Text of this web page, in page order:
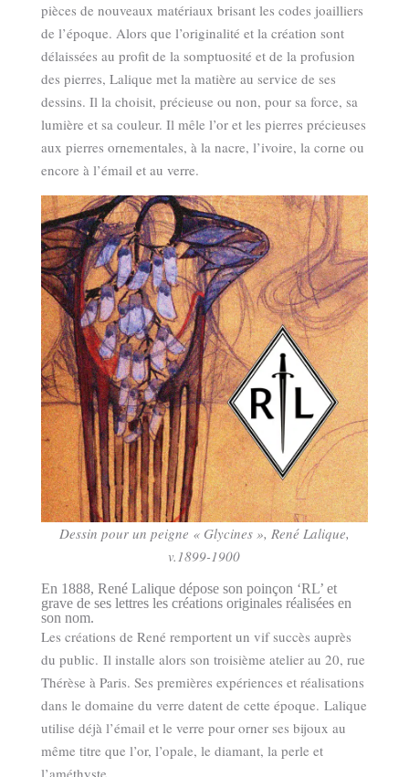
pièces de nouveaux matériaux brisant les codes joailliers
de l’époque. Alors que l’originalité et la création sont
délaissées au profit de la somptuosité et de la profusion
des pierres, Lalique met la matière au service de ses
dessins. Il la choisit, précieuse ou non, pour sa force, sa
lumière et sa couleur. Il mêle l’or et les pierres précieuses
aux pierres ornementales, à la nacre, l’ivoire, la corne ou
encore à l’émail et au verre.
Dessin pour un peigne « Glycines », René Lalique,
v.1899-1900
En 1888, René Lalique dépose son poinçon ‘RL’ et
grave de ses lettres les créations originales réalisées en
son nom.
Les créations de René remportent un vif succès auprès
du public. Il installe alors son troisième atelier au 20, rue
Thérèse à Paris. Ses premières expériences et réalisations
dans le domaine du verre datent de cette époque. Lalique
utilise déjà l’émail et le verre pour orner ses bijoux au
même titre que l’or, l’opale, le diamant, la perle et
l’améthyste.